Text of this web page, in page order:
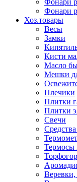
Фонари
Фонари
Хоз.товары
Весы
Замки
Кисти
Масло
Мешки
Плечики
Плитки
Плитки
Свечи
Термосы